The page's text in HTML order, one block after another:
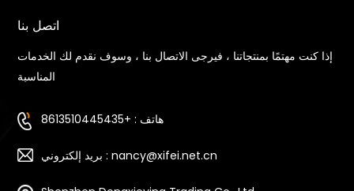
اتصل بنا
إذا كنت مهتمًا بمنتجاتنا ، فيرجى الاتصال بنا ، وسوف نقدم لك الخدمات
المناسبة
هاتف : +8613510445435
بريد إلكتروني : nancy@xifei.net.cn